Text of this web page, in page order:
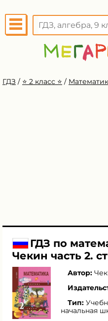
ГДЗ / ⭐️ 2 класс ⭐️ /
ГДЗ по
Чекин часть 2.
Автор:
Тип:
начальная